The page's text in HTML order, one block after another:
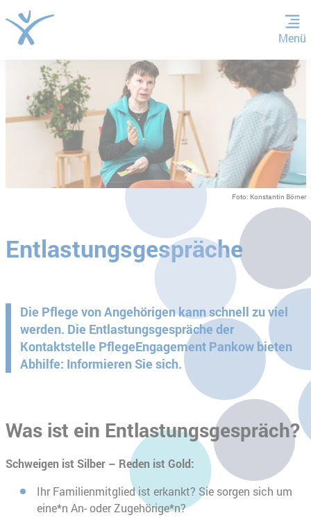
ZUM HAUPTINHALT SPRINGEN
ZUR SUCHE SPRINGEN
Menü
Foto: Konstantin Börner
Entlastungsgespräche
Die Pflege von Angehörigen kann schnell zu viel
werden. Die Entlastungsgespräche der
Kontaktstelle PflegeEngagement Pankow bieten
Abhilfe: Informieren Sie sich.
Was ist ein Entlastungsgespräch?
Schweigen ist Silber – Reden ist Gold:
Ihr Familienmitglied ist erkankt? Sie sorgen sich um
eine*n An- oder Zugehörige*n?